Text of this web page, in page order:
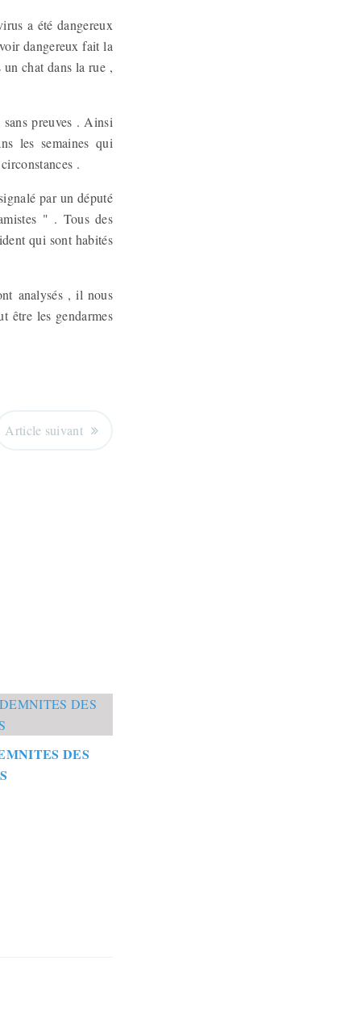
a été dangereux
dangereux fait la
chat dans la rue ,
preuves . Ainsi
les semaines qui
.
par un député
" . Tous des
qui sont habités
analysés , il nous
être les gendarmes
Article suivant
DES